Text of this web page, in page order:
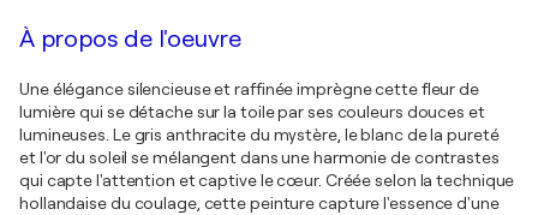
À propos de l'oeuvre
Une élégance silencieuse et raffinée imprègne cette fleur de
lumière qui se détache sur la toile par ses couleurs douces et
lumineuses. Le gris anthracite du mystère, le blanc de la pureté
et l'or du soleil se mélangent dans une harmonie de contrastes
qui capte l'attention et captive le cœur. Créée selon la technique
hollandaise du coulage, cette peinture capture l'essence d'une